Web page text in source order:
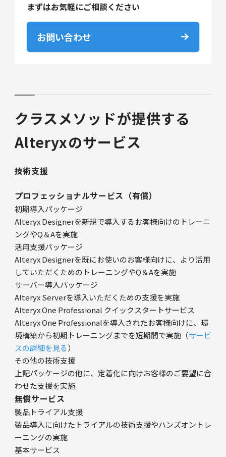
まずはお気軽にご相談ください
お問い合わせ
クラスメソッドが提供する
Alteryxのサービス
技術支援
プロフェッショナルサービス（有償）
初期導入パッケージ
Alteryx Designerを新規で導入するお客様向けのトレーニ
ングやQ＆Aを実施
活用支援パッケージ
Alteryx Designerを既にお使いのお客様向けに、より活用
していただくためのトレーニングやQ＆Aを実施
サーバー導入パッケージ
Alteryx Serverを導入いただくための支援を実施
Alteryx One Professional クイックスタートサービス
Alteryx One Professionalを導入されたお客様向けに、環
境構築から初期トレーニングまでを短期間で実施（サービ
スの詳細を見る）
その他の技術支援
上記パッケージの他に、定着化に向けお客様のご要望に合
わせた支援を実施
無償サービス
製品トライアル支援
製品導入に向けたトライアルの技術支援やハンズオントレ
ーニングの実施
基本サービス